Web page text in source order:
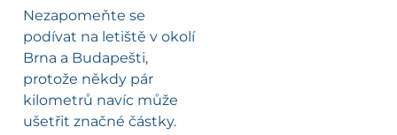
Nezapomeňte se
podívat na letiště v okolí
Brna a Budapešti,
protože někdy pár
kilometrů navíc může
ušetřit značné částky.